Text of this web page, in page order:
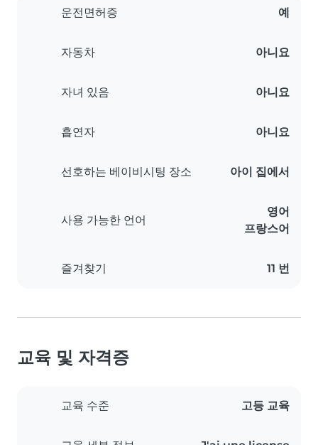
운전면허증 예
자동차 아니요
자녀 있음 아니요
흡연자 아니요
선호하는 베이비시팅 장소 아이 집에서
사용 가능한 언어
영어
프랑스어
즐겨찾기 11 번
교육 및 자격증
교육 수준 고등 교육